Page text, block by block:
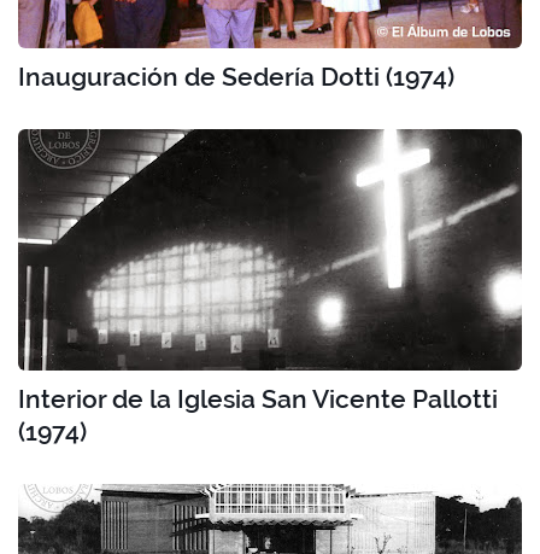
Inauguración de Sedería Dotti (1974)
Interior de la Iglesia San Vicente Pallotti
(1974)